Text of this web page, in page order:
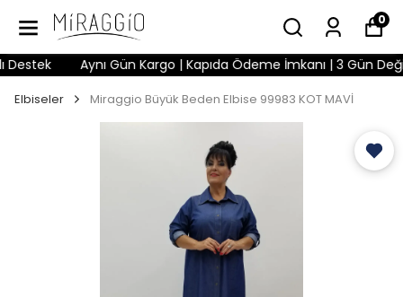
0
Aynı Gün Kargo | Kapıda Ödeme İmkanı | 3 Gün
Elbiseler Miraggio Büyük Beden Elbise 99983 KOT MAVİ